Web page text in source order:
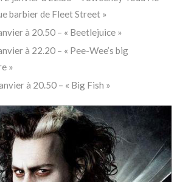
barbier de Fleet Street »
à 20.50 – « Beetlejuice »
à 22.20 – « Pee-Wee’s big
»
à 20.50 – « Big Fish »